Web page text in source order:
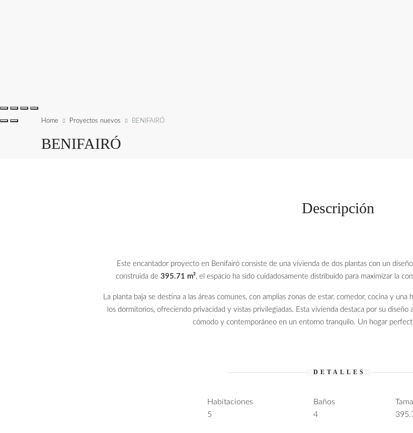
Home Proyectos nuevos BENIFAIRÓ
BENIFAIRÓ
Descripción
Este encantador proyecto en Benifairó consiste de una vivienda de dos plantas con un
construida de 395.71 m², el espacio ha sido cuidadosamente distribuido para maximizar la
La planta baja se destina a las áreas comunes, con amplias zonas de estar, comedor, cocina y
los dormitorios, ofreciendo privacidad y vistas privilegiadas. Esta vivienda destaca por su
cómodo y contemporáneo en un entorno tranquilo. Un hogar
DETALLES
Habitaciones
5
Baños
4